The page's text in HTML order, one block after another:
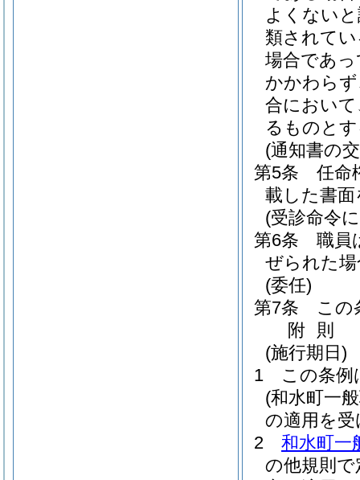
よくない
類されて
場合であ
かかわら
合におい
るものと
(通知書の
第5条
任命
載した書
(受診命令
第6条
職員
ぜられた
(委任)
第7条
この
附 則
(施行期日)
1
この条例
(和水町一
の適用を
2
和水町一
の他規則